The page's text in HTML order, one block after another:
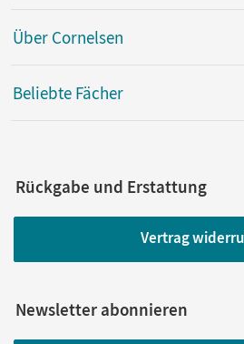
Über Cornelsen
Beliebte Fächer
Rückgabe und Erstattung
Vertrag
Newsletter abonnieren